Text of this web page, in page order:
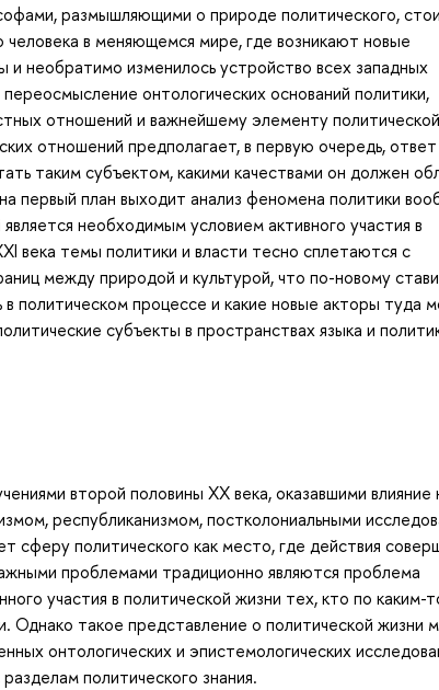
размышляющими о природе политического,
в меняющемся мире, где возникают новые
необратимо изменилось устройство всех западных
онтологических оснований политики,
отношений и важнейшему элементу политической
отношений предполагает, в первую очередь,
таким субъектом, какими качествами он должен
первый план выходит анализ феномена политики
необходимым условием активного участия в
века темы политики и власти тесно сплетаются с
между природой и культурой, что по-новому
политическом процессе и какие новые акторы туда
субъекты в пространствах языка и
второй половины ХХ века, оказавшими влияние
республиканизмом, постколониальными
сферу политического как место, где действия
проблемами традиционно являются проблема
участия в политической жизни тех, кто по каким-
Однако такое представление о политической жизни
онтологических и эпистемологических
политического знания.